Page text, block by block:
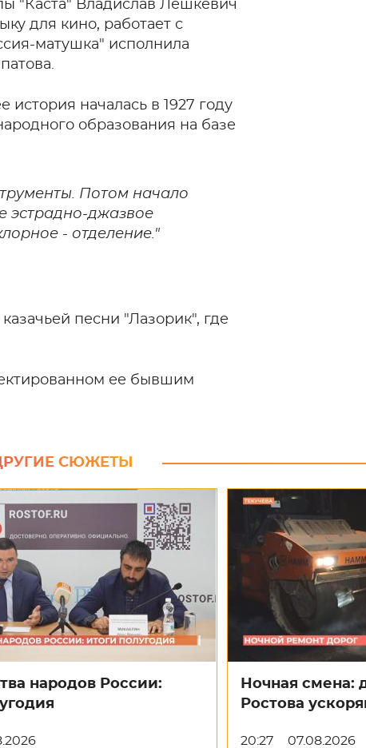
"Каста" Владислав Лешкевич
для кино, работает с
матушка" исполнила
история началась в 1927 году
образования на базе
Потом начало
эстрадно-джазвое
- отделение."
песни "Лазорик", где
ее бывшим
СЮЖЕТЫ
народов России:
Ночная смена:
Ростова
20:27 07.08.2026